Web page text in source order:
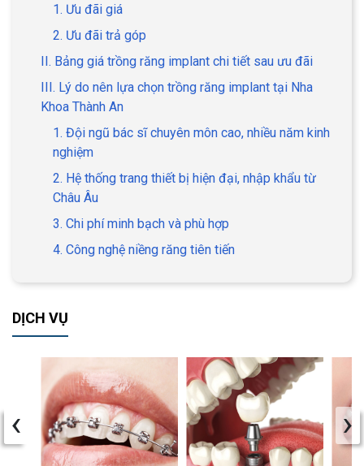
1. Ưu đãi giá
2. Ưu đãi trả góp
II. Bảng giá trồng răng implant chi tiết sau ưu đãi
III. Lý do nên lựa chọn trồng răng implant tại Nha
Khoa Thành An
1. Đội ngũ bác sĩ chuyên môn cao, nhiều năm kinh
nghiệm
2. Hệ thống trang thiết bị hiện đại, nhập khẩu từ
Châu Âu
3. Chi phí minh bạch và phù hợp
4. Công nghệ niềng răng tiên tiến
DỊCH VỤ
‹ ›